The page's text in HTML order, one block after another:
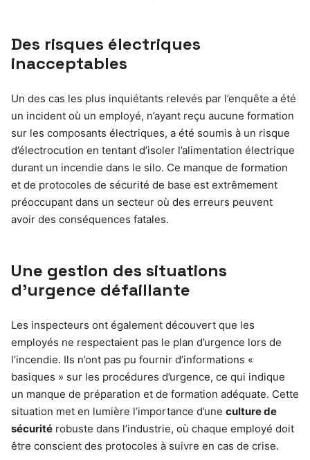
Des risques électriques
inacceptables
Un des cas les plus inquiétants relevés par l’enquête a été
un incident où un employé, n’ayant reçu aucune formation
sur les composants électriques, a été soumis à un risque
d’électrocution en tentant d’isoler l’alimentation électrique
durant un incendie dans le silo. Ce manque de formation
et de protocoles de sécurité de base est extrêmement
préoccupant dans un secteur où des erreurs peuvent
avoir des conséquences fatales.
Une gestion des situations
d’urgence défaillante
Les inspecteurs ont également découvert que les
employés ne respectaient pas le plan d’urgence lors de
l’incendie. Ils n’ont pas pu fournir d’informations «
basiques » sur les procédures d’urgence, ce qui indique
un manque de préparation et de formation adéquate. Cette
situation met en lumière l’importance d’une culture de
sécurité robuste dans l’industrie, où chaque employé doit
être conscient des protocoles à suivre en cas de crise.